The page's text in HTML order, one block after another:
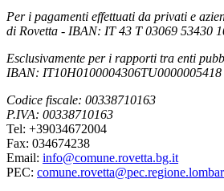
Per i pagamenti effettuati da privati e
di Rovetta - IBAN: IT 43 T 03069 53430
Esclusivamente per i rapporti tra enti
IBAN: IT10H0100004306TU0000005418
Codice fiscale: 00338710163
P.IVA: 00338710163
Tel: +39034672004
Fax: 034674238
Email: info@comune.rovetta.bg.it
PEC: